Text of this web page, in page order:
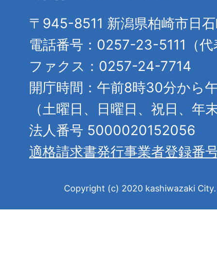
〒945-8511 新潟県柏崎市日
電話番号：0257-23-5111（代
ファクス：0257-24-7714
開庁時間：午前8時30分から
（土曜日、日曜日、祝日、年
法人番号 5000020152056
適格請求書発行事業者登録番
Copyright (c) 2020 kashiwazaki